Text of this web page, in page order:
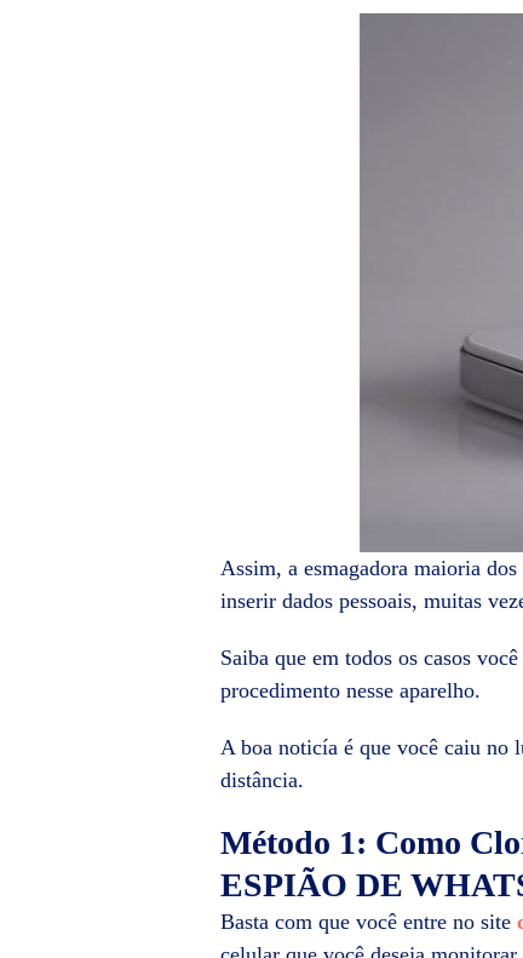
Assim, a esmagadora maioria
inserir dados pessoais, muitas
Saiba que em todos os casos
procedimento nesse aparelho.
A boa noticía é que você caiu no
distância.
Método 1: Como
ESPIÃO DE
Basta com que você entre no site